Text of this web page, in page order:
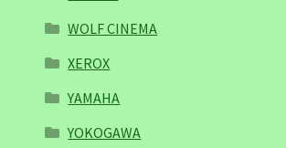
WOLF CINEMA
XEROX
YAMAHA
YOKOGAWA